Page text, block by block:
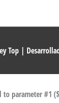
Top |
to parameter #1